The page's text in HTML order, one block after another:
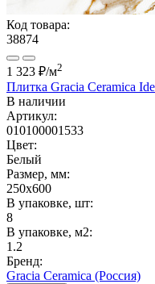
Код товара:
38874
1 323 ₽/м2
Плитка Gracia Ceramica
В наличии
Артикул:
010100001533
Цвет:
Белый
Размер, мм:
250x600
В упаковке, шт:
8
В упаковке, м2:
1.2
Бренд:
Gracia Ceramica (Россия)